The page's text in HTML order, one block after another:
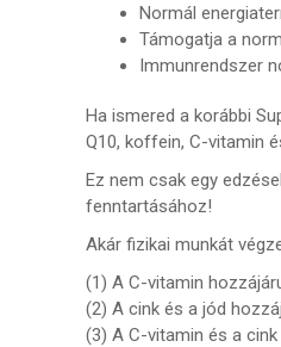
Normál
Támogatja a
Immunrendszer
Ha ismered a korábbi
Q10, koffein, C-vitamin
Ez nem csak egy
fenntartásához!
Akár fizikai munkát
(1) A C-vitamin
(2) A cink és a jód
(3) A C-vitamin és a